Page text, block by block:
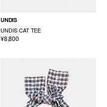
UNDIS
UNDIS CAT TEE
¥8,800